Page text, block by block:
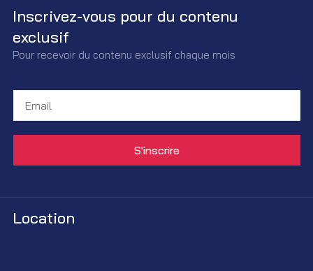
Inscrivez-vous pour du contenu
exclusif
Pour recevoir du contenu exclusif chaque mois
Location